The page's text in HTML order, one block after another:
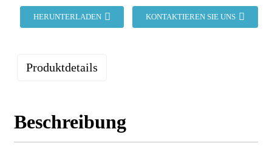
HERUNTERLADEN KONTAKTIEREN SIE UNS
Produktdetails
Beschreibung